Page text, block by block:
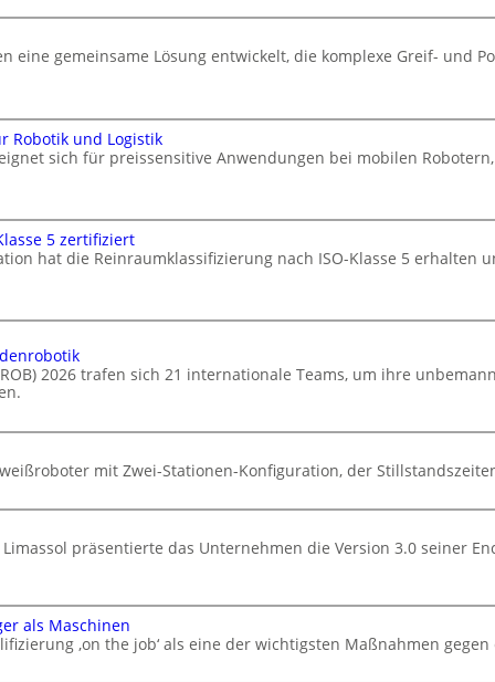
eine gemeinsame Lösung entwickelt, die komplexe Greif- und
Robotik und Logistik
sich für preissensitive Anwendungen bei mobilen
5 zertifiziert
hat die Reinraumklassifizierung nach ISO-Klasse 5 erhalten
2026 trafen sich 21 internationale Teams, um ihre
mit Zwei-Stationen-Konfiguration, der
präsentierte das Unternehmen die Version 3.0 seiner
als Maschinen
‚on the job‘ als eine der wichtigsten Maßnahmen